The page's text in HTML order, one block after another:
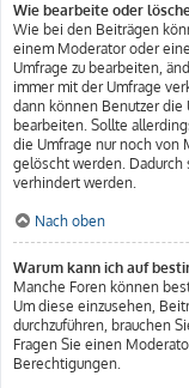
Wie bearbeite oder
Wie bei den Beiträgen
einem Moderator oder
Umfrage zu bearbeiten,
immer mit der Umfrage
dann können Benutzer
bearbeiten. Sollte
die Umfrage nur noch von
gelöscht werden.
verhindert werden.
Nach oben
Warum kann ich auf
Manche Foren können
Um diese einzusehen,
durchzuführen, brauchen
Fragen Sie einen
Berechtigungen.